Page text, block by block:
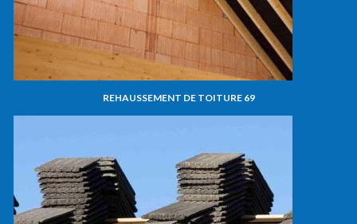
REHAUSSEMENT DE TOITURE 69